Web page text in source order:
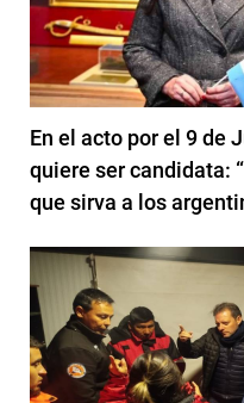
En el acto por el 9 de
quiere ser candidata:
que sirva a los